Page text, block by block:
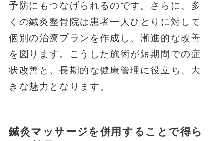
予防にもつなげられるのです。さらに、多
くの鍼灸整骨院は患者一人ひとりに対して
個別の治療プランを作成し、漸進的な改善
を図ります。こうした施術が短期間での症
状改善と、長期的な健康管理に役立ち、大
きな魅力となります。
鍼灸マッサージを併用することで得ら